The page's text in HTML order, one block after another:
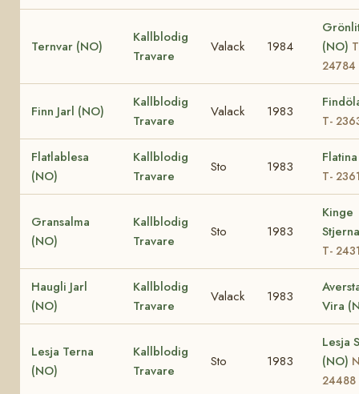
Ternvar (NO)
Kallblodig
Travare
Valack 1984
(NO)
24784
Finn Jarl (NO)
Kallblodig
Travare
Valack 1983
T-
Flatlablesa
(NO)
Kallblodig
Travare
Sto 1983
T-
Gransalma
(NO)
Kallblodig
Travare
Sto 1983
Kinge
T-
Haugli Jarl
(NO)
Kallblodig
Travare
Valack 1983
Vira
Lesja Terna
(NO)
Kallblodig
Travare
Sto 1983
Lesja
(NO)
24488